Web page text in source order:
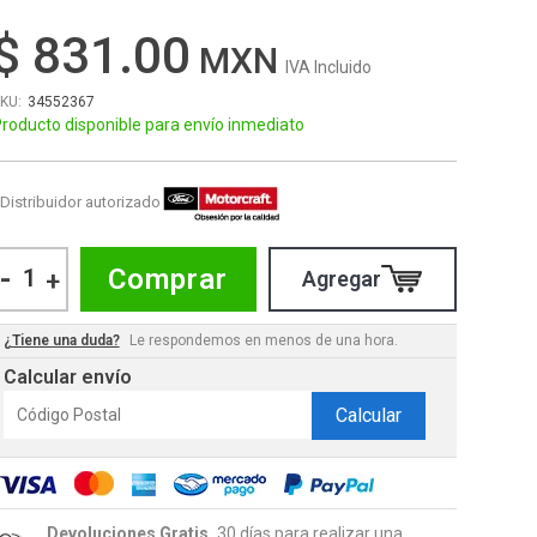
831.00 IVA Incluido
34552367
disponible para envío inmediato
Distribuidor autorizado
- + Comprar
¿Tiene una duda? Le respondemos en menos de una hora.
Calcular envío
Calcular